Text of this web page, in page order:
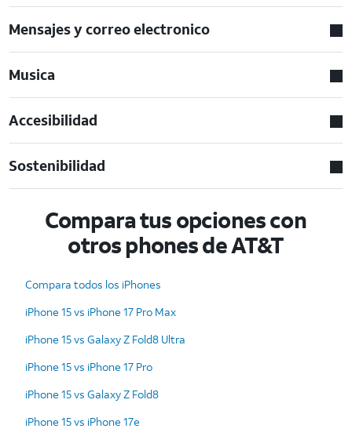
Mensajes y correo electronico
Musica
Accesibilidad
Sostenibilidad
Compara tus opciones con
otros phones de AT&T
Compara todos los iPhones
iPhone 15 vs iPhone 17 Pro Max
iPhone 15 vs Galaxy Z Fold8 Ultra
iPhone 15 vs iPhone 17 Pro
iPhone 15 vs Galaxy Z Fold8
iPhone 15 vs iPhone 17e